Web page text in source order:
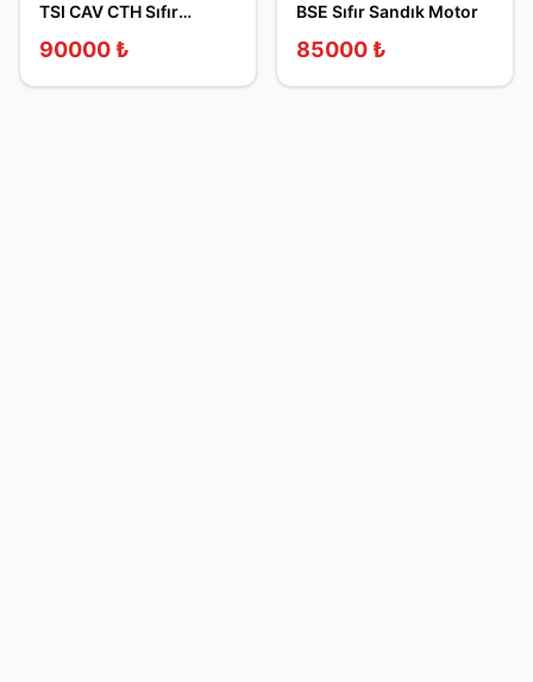
TSI CAV CTH Sıfır
90000 ₺
BSE Sıfır Sandık Motor
85000 ₺